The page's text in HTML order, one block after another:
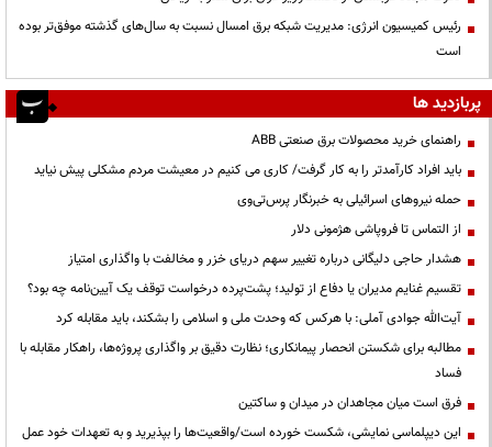
رئیس کمیسیون انرژی: مدیریت شبکه برق امسال نسبت به سال‌های گذشته موفق‌تر بوده
است
پربازدید ها
راهنمای خرید محصولات برق صنعتی ABB
باید افراد کارآمدتر را به کار گرفت/ کاری می کنیم در معیشت مردم مشکلی پیش نیاید
حمله نیروهای اسرائیلی به خبرنگار پرس‌تی‌وی
از التماس تا فروپاشی هژمونی دلار
هشدار حاجی دلیگانی درباره تغییر سهم دریای خزر و مخالفت با واگذاری امتیاز
تقسیم غنایم مدیران یا دفاع از تولید؛ پشت‌پرده درخواست توقف یک آیین‌نامه چه بود؟
آیت‌الله جوادی آملی: با هرکس که وحدت ملی و اسلامی را بشکند، باید مقابله کرد
مطالبه برای شکستن انحصار پیمانکاری؛ نظارت دقیق بر واگذاری پروژه‌ها، راهکار مقابله با
فساد
فرق است میان مجاهدان در میدان و ساکتین
این دیپلماسی نمایشی، شکست خورده است/واقعیت‌ها را بپذیرید و به تعهدات خود عمل